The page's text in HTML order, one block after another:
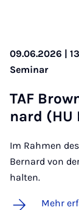
09.06.2026 |
Seminar
TAF
nard (HU
Im Rahmen
Bernard von
halten.
Mehr